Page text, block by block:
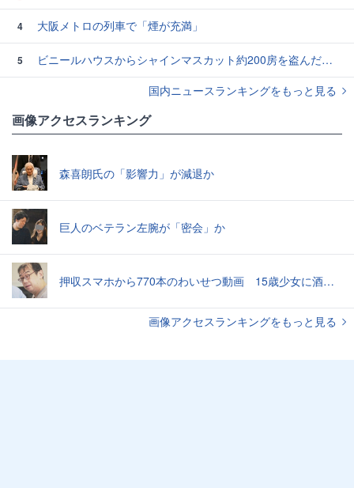
4 大阪メトロの列車で「煙が充満」
5
ビニールハウスからシャインマスカット約200房を盗んだ疑い ネットで販売か 無職の男（42）逮捕 岡山県警
国内ニュースランキングをもっと見る
画像アクセスランキング
森喜朗氏の「影響力」が減退か
巨人のベテラン左腕が「密会」か
押収スマホから770本のわいせつ動画 15歳少女に酒と薬飲ませ性的暴行か 54歳男を再逮捕 「薬もありますよ」とSNSで誘い出し
画像アクセスランキングをもっと見る